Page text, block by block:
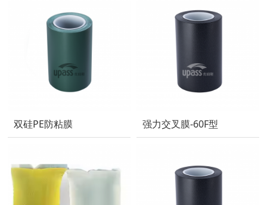
双硅PE防粘膜 强力交叉膜-60F型